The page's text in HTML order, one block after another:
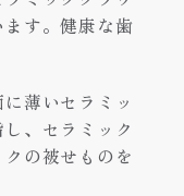
す。健康な歯
薄いセラミッ
、セラミック
の被せものを